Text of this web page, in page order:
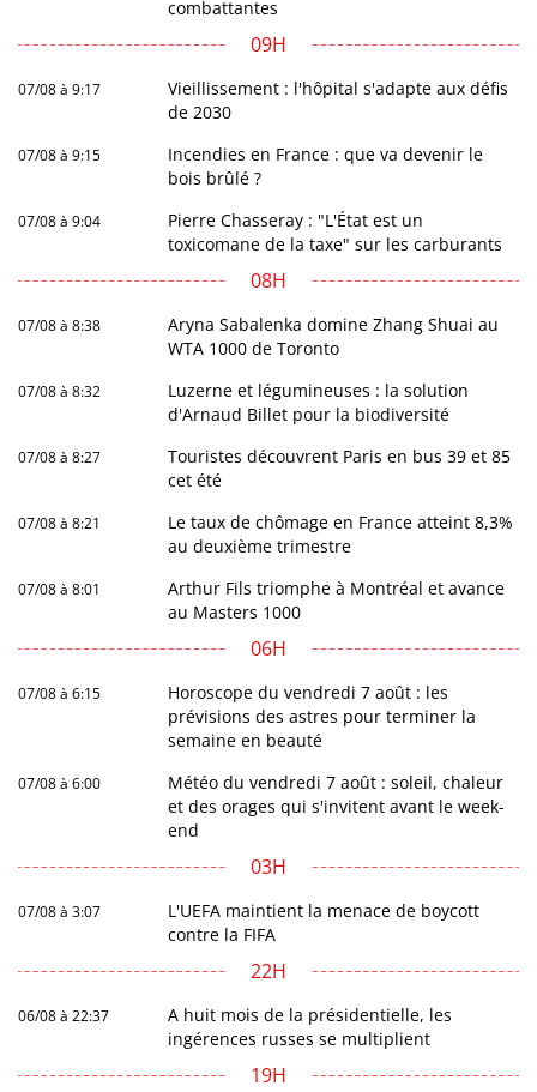
combattantes
09H
07/08 à 9:17
Vieillissement : l'hôpital s'adapte aux défis
de 2030
07/08 à 9:15
Incendies en France : que va devenir le
bois brûlé ?
07/08 à 9:04
Pierre Chasseray : "L'État est un
toxicomane de la taxe" sur les carburants
08H
07/08 à 8:38
Aryna Sabalenka domine Zhang Shuai au
WTA 1000 de Toronto
07/08 à 8:32
Luzerne et légumineuses : la solution
d'Arnaud Billet pour la biodiversité
07/08 à 8:27
Touristes découvrent Paris en bus 39 et 85
cet été
07/08 à 8:21
Le taux de chômage en France atteint 8,3%
au deuxième trimestre
07/08 à 8:01
Arthur Fils triomphe à Montréal et avance
au Masters 1000
06H
07/08 à 6:15
Horoscope du vendredi 7 août : les
prévisions des astres pour terminer la
semaine en beauté
07/08 à 6:00
Météo du vendredi 7 août : soleil, chaleur
et des orages qui s'invitent avant le week-
end
03H
07/08 à 3:07
L'UEFA maintient la menace de boycott
contre la FIFA
22H
06/08 à 22:37
A huit mois de la présidentielle, les
ingérences russes se multiplient
19H